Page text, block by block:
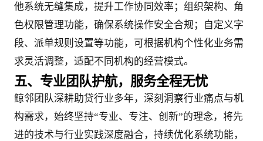
他系统无缝集成，提升工作协同效率；组织架构、角
色权限管理功能，确保系统操作安全合规；自定义字
段、派单规则设置等功能，可根据机构个性化业务需
求灵活调整，适配不同机构的经营模式。
五、专业团队护航，服务全程无忧
鲸邻团队深耕助贷行业多年，深刻洞察行业痛点与机
构需求，始终坚持“专业、专注、创新”的理念，将先
进的技术与行业实践深度融合，持续优化系统功能，